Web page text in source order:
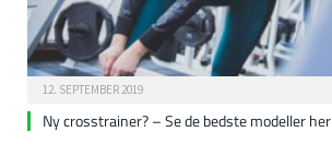
12. SEPTEMBER 2019
Ny crosstrainer? – Se de bedste modeller her